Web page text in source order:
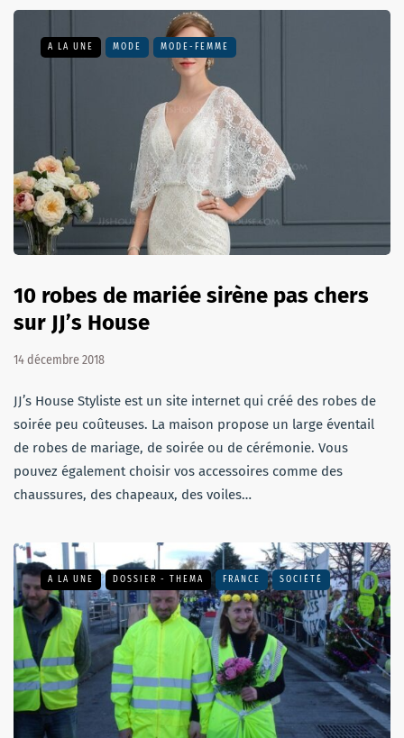
A LA UNE MODE MODE-FEMME
10 robes de mariée sirène pas chers
sur JJ’s House
14 décembre 2018
JJ’s House Styliste est un site internet qui créé des robes de
soirée peu coûteuses. La maison propose un large éventail
de robes de mariage, de soirée ou de cérémonie. Vous
pouvez également choisir vos accessoires comme des
chaussures, des chapeaux, des voiles…
A LA UNE DOSSIER - THEMA FRANCE SOCIÉTÉ